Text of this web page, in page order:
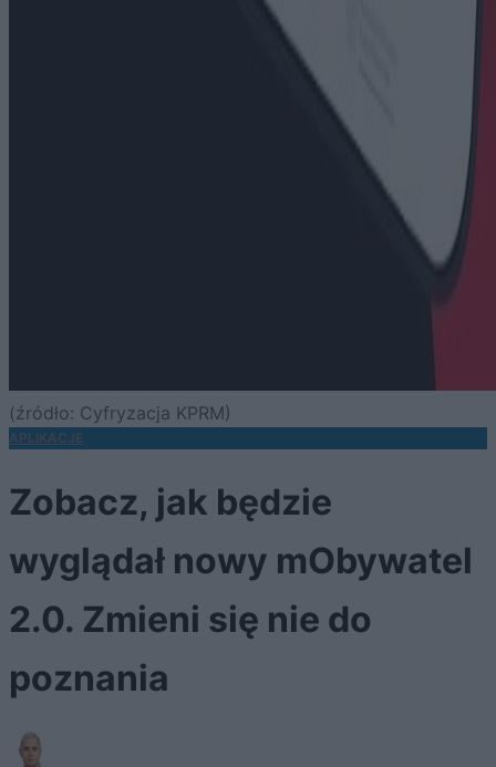
(źródło: Cyfryzacja KPRM)
APLIKACJE
Zobacz, jak będzie
wyglądał nowy mObywatel
2.0. Zmieni się nie do
poznania